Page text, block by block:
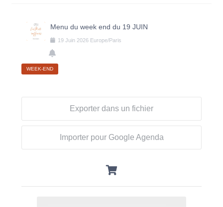
Menu du week end du 19 JUIN
19 Juin 2026 Europe/Paris
WEEK-END
Exporter dans un fichier
Importer pour Google Agenda